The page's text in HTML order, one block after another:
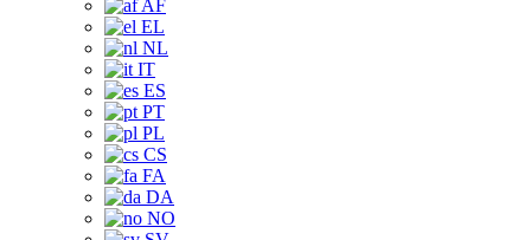
AF
EL
NL
IT
ES
PT
PL
CS
FA
DA
NO